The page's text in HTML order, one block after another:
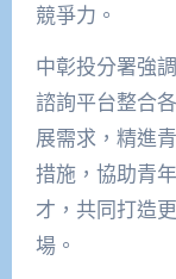
競爭力。
中彰投分署強
諮詢平台整合
展需求，精進
措施，協助青
才，共同打造
場。